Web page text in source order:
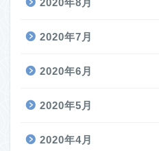
2020年7月
2020年6月
2020年5月
2020年4月